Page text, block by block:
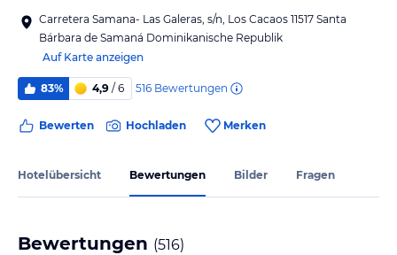
Carretera Samana- Las Galeras, s/n, Los Cacaos 11517 Santa
Bárbara de Samaná Dominikanische Republik
Auf Karte anzeigen
83% 4,9 / 6 516 Bewertungen
Bewerten Hochladen Merken
Hotelübersicht Bewertungen Bilder Fragen
Bewertungen (516)